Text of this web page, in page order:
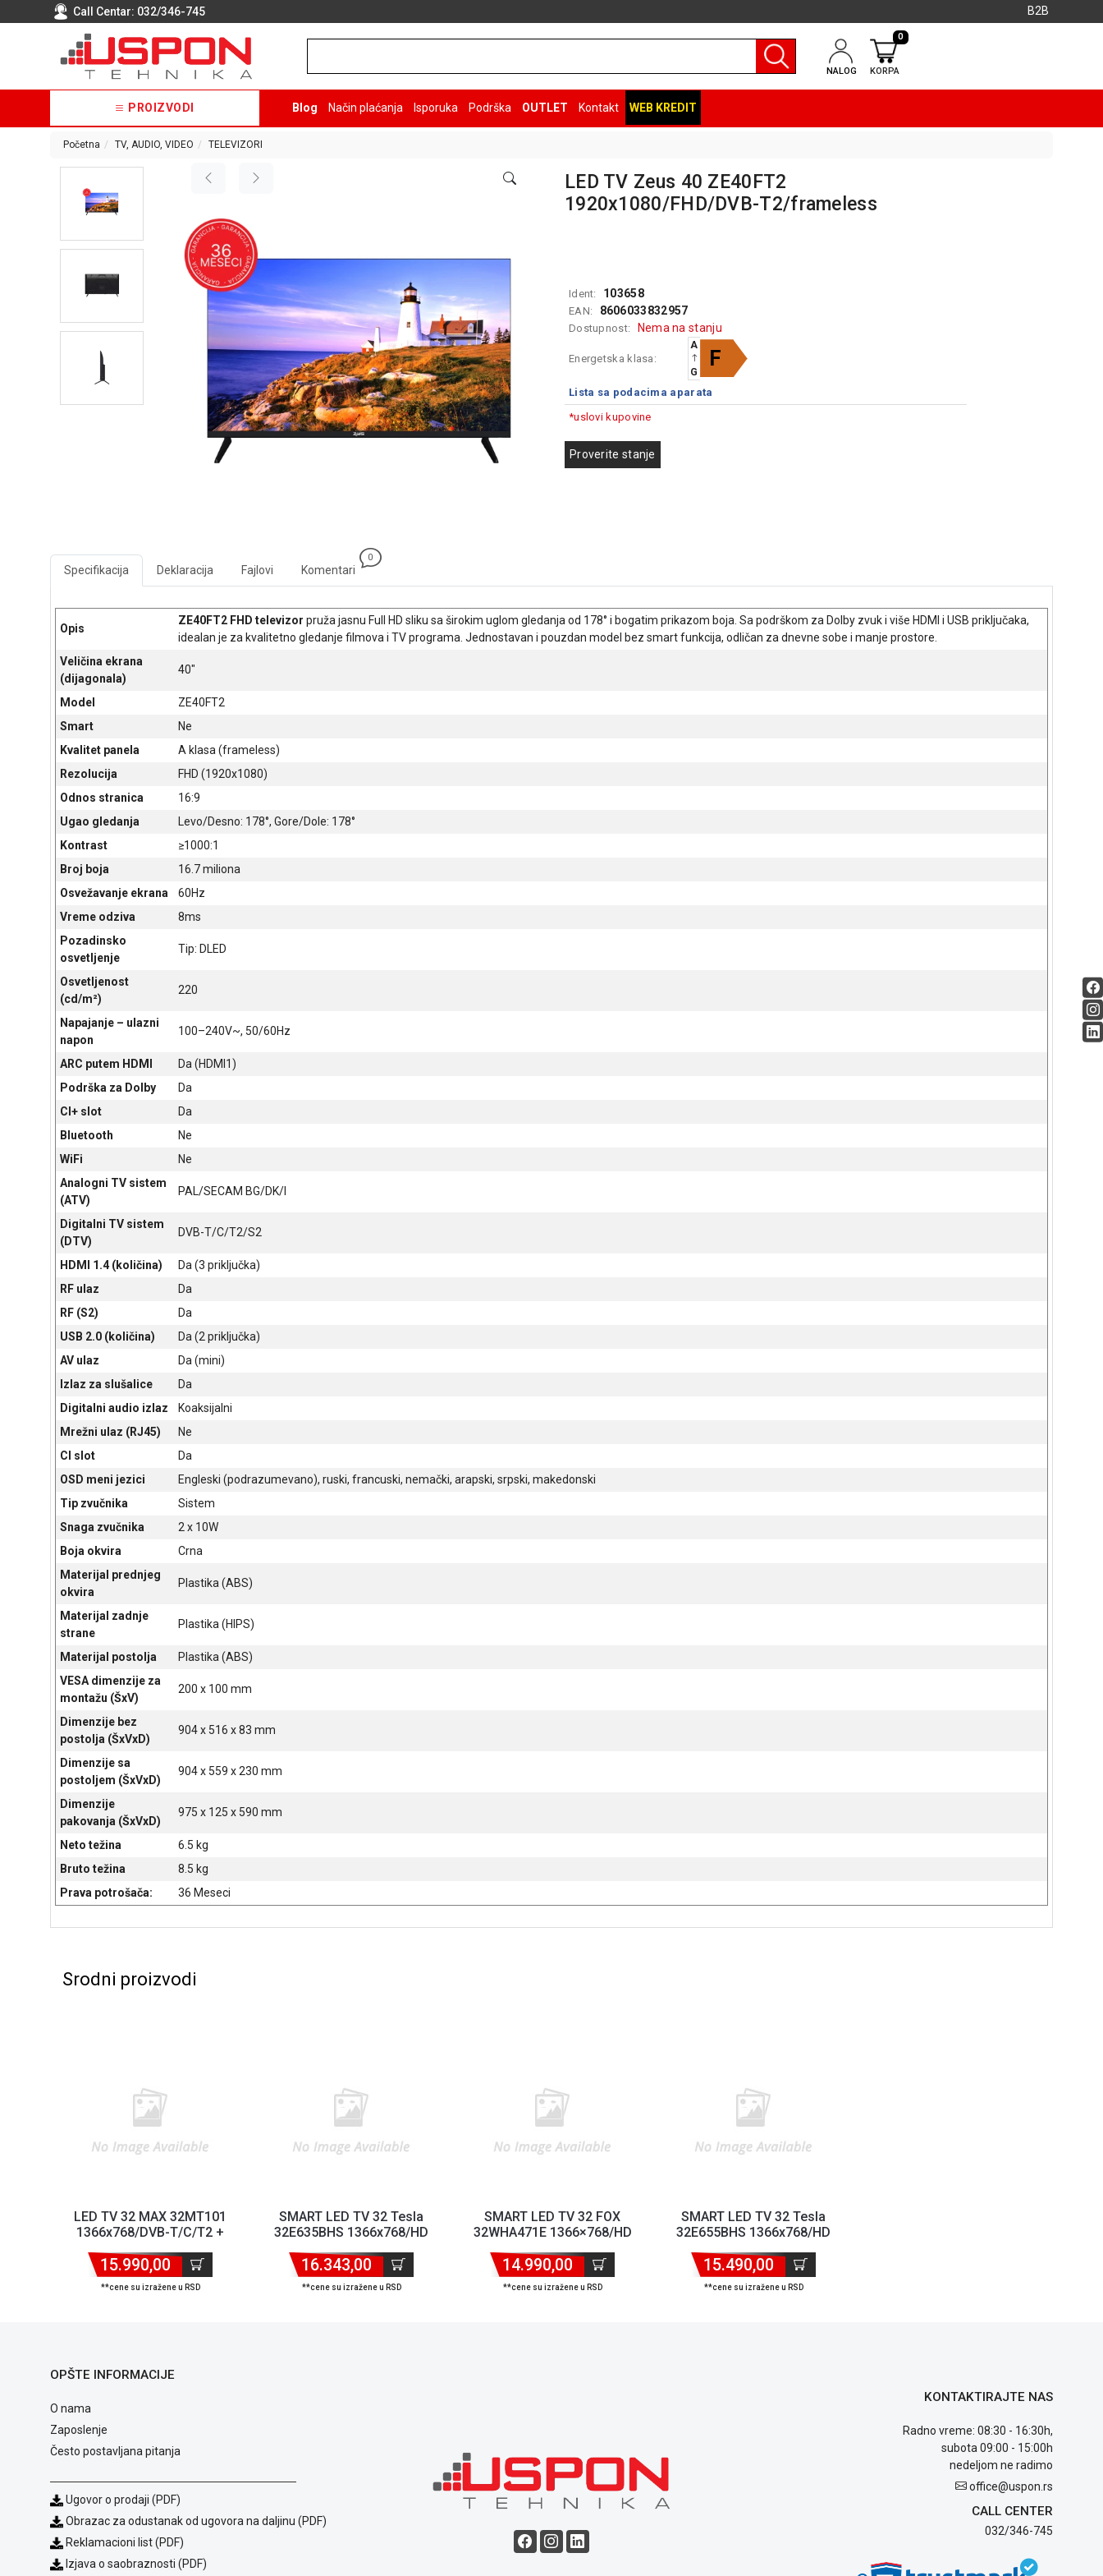
Call Centar: 032/346-745 B2B
NALOG KORPA
0
PROIZVODI Blog Način plaćanja Isporuka Podrška OUTLET Kontakt WEB KREDIT
Početna TV, AUDIO, VIDEO TELEVIZORI
LED TV Zeus 40 ZE40FT2
1920x1080/FHD/DVB-T2/frameless
Ident: 103658
EAN: 8606033832957
Dostupnost: Nema na stanju
Energetska klasa:
A
G
F
Lista sa podacima aparata
*uslovi kupovine
Proverite stanje
Specifikacija Deklaracija Fajlovi Komentari
0
Opis
ZE40FT2 FHD televizor pruža jasnu Full HD sliku sa širokim uglom gledanja od 178° i bogatim prikazom boja. Sa podrškom za Dolby zvuk i više HDMI i USB priključaka,
idealan je za kvalitetno gledanje filmova i TV programa. Jednostavan i pouzdan model bez smart funkcija, odličan za dnevne sobe i manje prostore.
Veličina ekrana
(dijagonala)
40"
Model
ZE40FT2
Smart
Ne
Kvalitet panela
A klasa (frameless)
Rezolucija
FHD (1920x1080)
Odnos stranica
16:9
Ugao gledanja
Levo/Desno: 178°, Gore/Dole: 178°
Kontrast
≥1000:1
Broj boja
16.7 miliona
Osvežavanje ekrana
60Hz
Vreme odziva
8ms
Pozadinsko
osvetljenje
Tip: DLED
Osvetljenost
(cd/m²)
220
Napajanje – ulazni
napon
100–240V~, 50/60Hz
ARC putem HDMI
Da (HDMI1)
Podrška za Dolby
Da
CI+ slot
Da
Bluetooth
Ne
WiFi
Ne
Analogni TV sistem
(ATV)
PAL/SECAM BG/DK/I
Digitalni TV sistem
(DTV)
DVB-T/C/T2/S2
HDMI 1.4 (količina)
Da (3 priključka)
RF ulaz
Da
RF (S2)
Da
USB 2.0 (količina)
Da (2 priključka)
AV ulaz
Da (mini)
Izlaz za slušalice
Da
Digitalni audio izlaz
Koaksijalni
Mrežni ulaz (RJ45)
Ne
CI slot
Da
OSD meni jezici
Engleski (podrazumevano), ruski, francuski, nemački, arapski, srpski, makedonski
Tip zvučnika
Sistem
Snaga zvučnika
2 x 10W
Boja okvira
Crna
Materijal prednjeg
okvira
Plastika (ABS)
Materijal zadnje
strane
Plastika (HIPS)
Materijal postolja
Plastika (ABS)
VESA dimenzije za
montažu (ŠxV)
200 x 100 mm
Dimenzije bez
postolja (ŠxVxD)
904 x 516 x 83 mm
Dimenzije sa
postoljem (ŠxVxD)
904 x 559 x 230 mm
Dimenzije
pakovanja (ŠxVxD)
975 x 125 x 590 mm
Neto težina
6.5 kg
Bruto težina
8.5 kg
Prava potrošača:
36 Meseci
Srodni proizvodi
LED TV 32 MAX 32MT101
1366x768/DVB-T/C/T2 +
15.990,00
**cene su izražene u RSD
SMART LED TV 32 Tesla
32E635BHS 1366x768/HD
16.343,00
**cene su izražene u RSD
SMART LED TV 32 FOX
32WHA471E 1366×768/HD
14.990,00
**cene su izražene u RSD
SMART LED TV 32 Tesla
32E655BHS 1366x768/HD
15.490,00
**cene su izražene u RSD
OPŠTE INFORMACIJE
O nama
Zaposlenje
Često postavljana pitanja
Ugovor o prodaji (PDF)
Obrazac za odustanak od ugovora na daljinu (PDF)
Reklamacioni list (PDF)
Izjava o saobraznosti (PDF)
KONTAKTIRAJTE NAS
Radno vreme: 08:30 - 16:30h,
subota 09:00 - 15:00h
nedeljom ne radimo
office@uspon.rs
CALL CENTER
032/346-745